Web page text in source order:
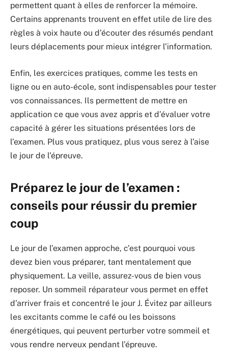
permettent quant à elles de renforcer la mémoire.
Certains apprenants trouvent en effet utile de lire des
règles à voix haute ou d’écouter des résumés pendant
leurs déplacements pour mieux intégrer l’information.
Enfin, les exercices pratiques, comme les tests en
ligne ou en auto-école, sont indispensables pour tester
vos connaissances. Ils permettent de mettre en
application ce que vous avez appris et d’évaluer votre
capacité à gérer les situations présentées lors de
l’examen. Plus vous pratiquez, plus vous serez à l’aise
le jour de l’épreuve.
Préparez le jour de l’examen :
conseils pour réussir du premier
coup
Le jour de l’examen approche, c’est pourquoi vous
devez bien vous préparer, tant mentalement que
physiquement. La veille, assurez-vous de bien vous
reposer. Un sommeil réparateur vous permet en effet
d’arriver frais et concentré le jour J. Évitez par ailleurs
les excitants comme le café ou les boissons
énergétiques, qui peuvent perturber votre sommeil et
vous rendre nerveux pendant l’épreuve.